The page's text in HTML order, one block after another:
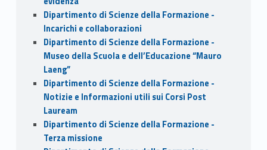
Dipartimento di Scienze della Formazione -
Incarichi e collaborazioni
Dipartimento di Scienze della Formazione -
Museo della Scuola e dell’Educazione “Mauro
Laeng”
Dipartimento di Scienze della Formazione -
Notizie e Informazioni utili sui Corsi Post
Lauream
Dipartimento di Scienze della Formazione -
Terza missione